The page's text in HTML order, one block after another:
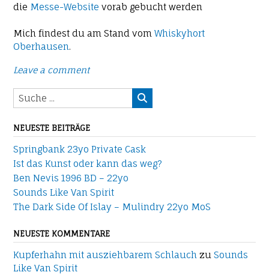
die Messe-Website vorab gebucht werden
Mich findest du am Stand vom Whiskyhort
Oberhausen.
Leave a comment
NEUESTE BEITRÄGE
Springbank 23yo Private Cask
Ist das Kunst oder kann das weg?
Ben Nevis 1996 BD – 22yo
Sounds Like Van Spirit
The Dark Side Of Islay – Mulindry 22yo MoS
NEUESTE KOMMENTARE
Kupferhahn mit ausziehbarem Schlauch zu Sounds
Like Van Spirit